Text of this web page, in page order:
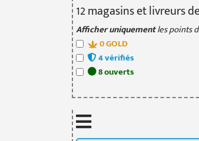
12magasinset livreurs
Afficher uniquementles points
0GOLD
4vérifiés
8ouverts